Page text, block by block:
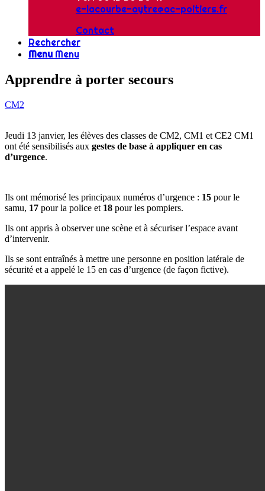
e-lacourbe-aytre@ac-poitiers.fr
Contact
Rechercher
Menu Menu
Apprendre à porter secours
CM2
Jeudi 13 janvier, les élèves des classes de CM2, CM1 et CE2 CM1
ont été sensibilisés aux gestes de base à appliquer en cas
d’urgence.
Ils ont mémorisé les principaux numéros d’urgence : 15 pour le
samu, 17 pour la police et 18 pour les pompiers.
Ils ont appris à observer une scène et à sécuriser l’espace avant
d’intervenir.
Ils se sont entraînés à mettre une personne en position latérale de
sécurité et a appelé le 15 en cas d’urgence (de façon fictive).